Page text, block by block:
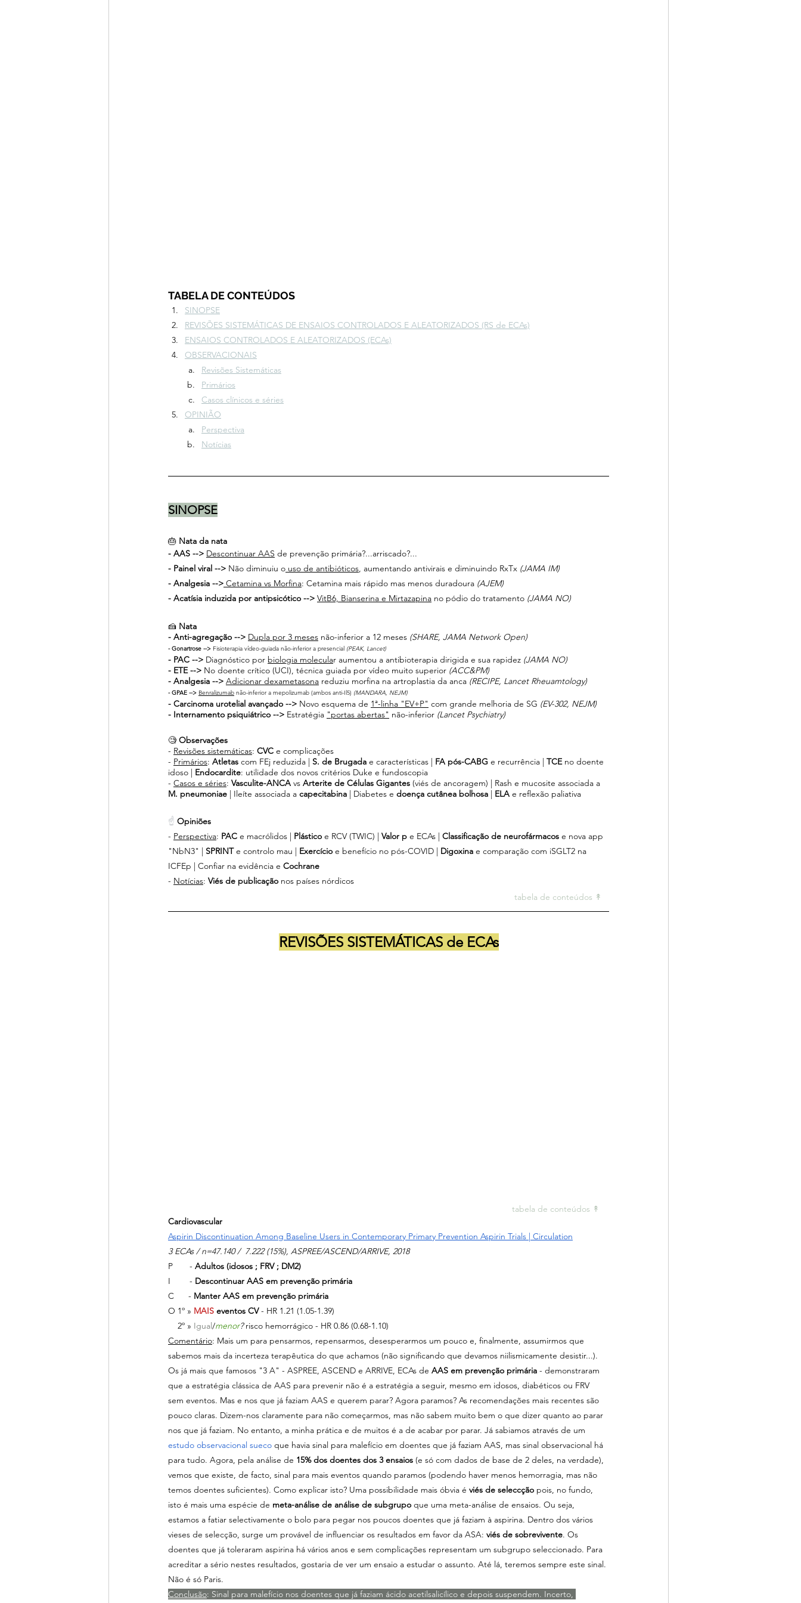
TABELA DE CONTEÚDOS
SINOPSE
REVISÕES SISTEMÁTICAS DE ENSAIOS CONTROLADOS E ALEATORIZADOS (RS de ECAs)
ENSAIOS CONTROLADOS E ALEATORIZADOS (ECAs)
OBSERVACIONAIS
Revisões Sistemáticas
Primários
Casos clínicos e séries
OPINIÃO
Perspectiva
Notícias
SINOPSE
🎂 Nata da nata
- AAS --> Descontinuar AAS de prevenção primária?...arriscado?...
- Painel viral --> Não diminuiu o uso de antibióticos, aumentando antivirais e diminuindo RxTx (JAMA IM)
- Analgesia --> Cetamina vs Morfina: Cetamina mais rápido mas menos duradoura (AJEM)
- Acatísia induzida por antipsicótico --> VitB6, Bianserina e Mirtazapina no pódio do tratamento (JAMA NO)
🍰 Nata
- Anti-agregação --> Dupla por 3 meses não-inferior a 12 meses (SHARE, JAMA Network Open)
- Gonartrose --> Fisioterapia vídeo-guiada não-inferior a presencial (PEAK, Lancet)
- PAC --> Diagnóstico por biologia molecular aumentou a antibioterapia dirigida e sua rapidez (JAMA NO)
- ETE --> No doente crítico (UCI), técnica guiada por vídeo muito superior (ACC&PM)
- Analgesia --> Adicionar dexametasona reduziu morfina na artroplastia da anca (RECIPE, Lancet Rheuamtology)
- GPAE --> Benralizumab não-inferior a mepolizumab (ambos anti-Il5) (MANDARA, NEJM)
- Carcinoma urotelial avançado --> Novo esquema de 1ª-linha "EV+P" com grande melhoria de SG (EV-302, NEJM)
- Internamento psiquiátrico --> Estratégia "portas abertas" não-inferior (Lancet Psychiatry)
🧐 Observações
- Revisões sistemáticas: CVC e complicações
- Primários: Atletas com FEj reduzida | S. de Brugada e características | FA pós-CABG e recurrência | TCE no doente
idoso | Endocardite: utilidade dos novos critérios Duke e fundoscopia
- Casos e séries: Vasculite-ANCA vs Arterite de Células Gigantes (viés de ancoragem) | Rash e mucosite associada a
M. pneumoniae | Ileíte associada a capecitabina | Diabetes e doença cutânea bolhosa ELA e reflexão paliativa
☝ Opiniões
- Perspectiva: PAC e macrólidos | Plástico e RCV (TWIC) | Valor p e ECAs | Classificação de neurofármacos e nova app
"NbN3" | SPRINT e controlo mau | Exercício e benefício no pós-COVID | Digoxina e comparação com iSGLT2 na
ICFEp | Confiar na evidência e Cochrane
- Notícias: Viés de publicação nos países nórdicos
tabela de conteúdos ↟
REVISÕES SISTEMÁTICAS de ECAs
tabela de conteúdos ↟
Cardiovascular
Aspirin Discontinuation Among Baseline Users in Contemporary Primary Prevention Aspirin Trials | Circulation
3 ECAs / n=47.140 /  7.222 (15%), ASPREE/ASCEND/ARRIVE, 2018
P       - Adultos (idosos ; FRV ; DM2)
I        - Descontinuar AAS em prevenção primária
C      - Manter AAS em prevenção primária
O 1º » MAIS eventos CV - HR 1.21 (1.05-1.39)
2º » Igual/menor? risco hemorrágico - HR 0.86 (0.68-1.10)
Comentário: Mais um para pensarmos, repensarmos, desesperarmos um pouco e, finalmente, assumirmos que
sabemos mais da incerteza terapêutica do que achamos (não significando que devamos niilismicamente desistir...).
Os já mais que famosos "3 A" - ASPREE, ASCEND e ARRIVE, ECAs de AAS em prevenção primária - demonstraram
que a estratégia clássica de AAS para prevenir não é a estratégia a seguir, mesmo em idosos, diabéticos ou FRV
sem eventos. Mas e nos que já faziam AAS e querem parar? Agora paramos? As recomendações mais recentes são
pouco claras. Dizem-nos claramente para não começarmos, mas não sabem muito bem o que dizer quanto ao parar
nos que já faziam. No entanto, a minha prática e de muitos é a de acabar por parar. Já sabiamos através de um
estudo observacional sueco que havia sinal para malefício em doentes que já faziam AAS, mas sinal observacional há
para tudo. Agora, pela análise de 15% dos doentes dos 3 ensaios (e só com dados de base de 2 deles, na verdade),
vemos que existe, de facto, sinal para mais eventos quando paramos (podendo haver menos hemorragia, mas não
temos doentes suficientes). Como explicar isto? Uma possibilidade mais óbvia é viés de seleccção pois, no fundo,
isto é mais uma espécie de meta-análise de análise de subgrupo que uma meta-análise de ensaios. Ou seja,
estamos a fatiar selectivamente o bolo para pegar nos poucos doentes que já faziam à aspirina. Dentro dos vários
vieses de selecção, surge um provável de influenciar os resultados em favor da ASA: viés de sobrevivente. Os
doentes que já toleraram aspirina há vários anos e sem complicações representam um subgrupo seleccionado. Para
acreditar a sério nestes resultados, gostaria de ver um ensaio a estudar o assunto. Até lá, teremos sempre este sinal.
Não é só Paris.
Conclusão: Sinal para malefício nos doentes que já faziam ácido acetilsalicílico e depois suspendem. Incerto,